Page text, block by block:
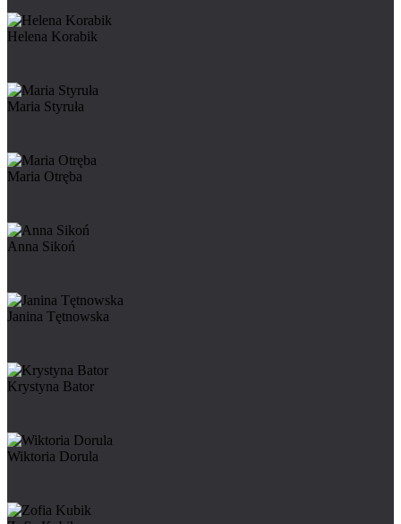
Helena Korabik
Maria Styruła
Maria Otręba
Anna Sikoń
Janina Tętnowska
Krystyna Bator
Wiktoria Dorula